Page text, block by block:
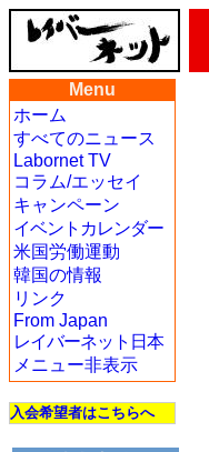
Menu
ホーム
すべてのニュース
Labornet TV
コラム/エッセイ
キャンペーン
イベントカレンダー
米国労働運動
韓国の情報
リンク
From Japan
レイバーネット日本
メニュー非表示
入会希望者はこちらへ